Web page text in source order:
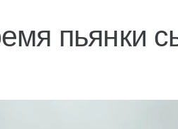
пьянки